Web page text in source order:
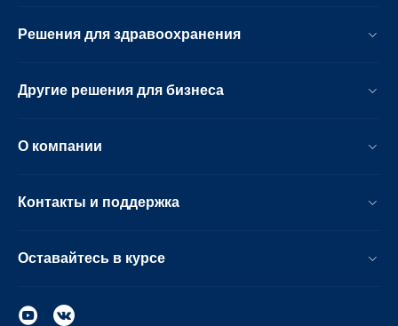
Решения для здравоохранения
Другие решения для бизнеса
О компании
Контакты и поддержка
Оставайтесь в курсе